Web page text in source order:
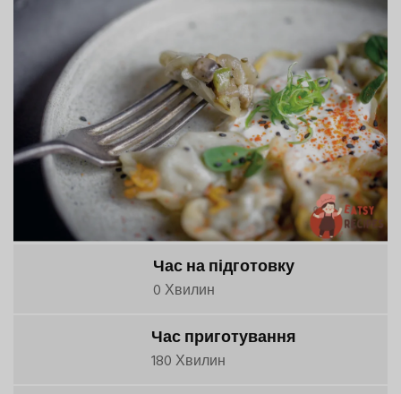
Час на підготовку
0 Хвилин
Час приготування
180 Хвилин